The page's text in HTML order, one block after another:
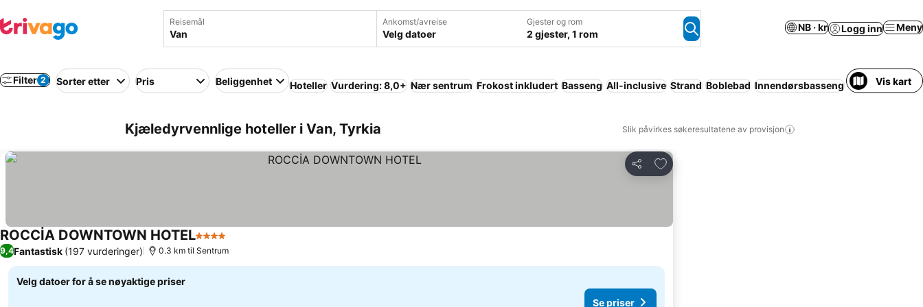
Reisemål Ankomst/avreise
Velg datoer
Gjester og rom
2 gjester, 1 rom
NB · kr Logg inn Meny
Filter 2 Sorter etter Pris Beliggenhet Hoteller Vurdering: 8,0+ Nær sentrum Frokost inkludert Basseng All-inclusive Strand Boblebad Innendørsbasseng ParkeringVis kart
Kjæledyrvennlige hoteller i Van, Tyrkia Slik påvirkes søkeresultatene av provisjon
Del
Legg til i favoritter
ROCCİA DOWNTOWN HOTEL4 Stjerner
9,4Fantastisk (197 vurderinger) 0.3 km til Sentrum
Velg datoer for å se nøyaktige priser
Se priser